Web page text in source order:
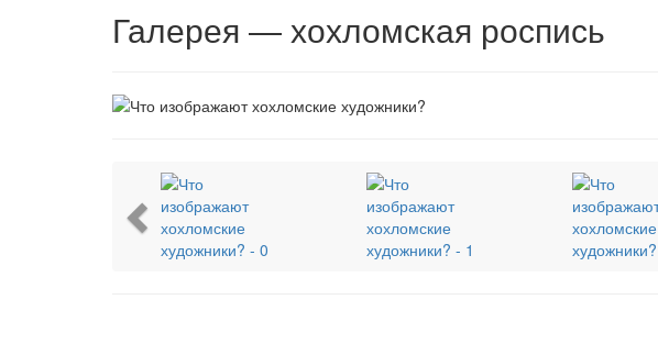
Галерея — хохломская роспись
Previous